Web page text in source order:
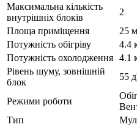
Максимальна кількість
внутрішніх блоків
2
Площа приміщення
25
Потужність обігріву
4.4
Потужність охолодження 4.1
Рівень шуму, зовнішній
блок
55
Режими роботи
Тип